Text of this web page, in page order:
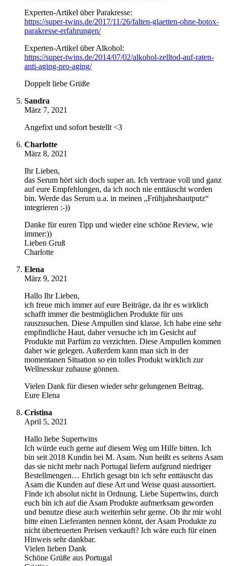
Experten-Artikel über Parakresse:
https://super-twins.de/2017/11/26/falten-glaetten-ohne-botox-
parakresse-erfahrungen/
Experten-Artikel über Alkohol:
https://super-twins.de/2014/07/02/alkohol-zelltod-auf-raten-
anti-aging-pro-aging/
Doppelt liebe Grüße
Sandra
März 7, 2021
Angefixt und sofort bestellt <3
Charlotte
März 8, 2021
Ihr Lieben,
das Serum hört sich doch super an. Ich vertraue voll und ganz
auf eure Empfehlungen, da ich noch nie enttäuscht worden
bin. Werde das Serum u.a. in meinen „Frühjahrshautputz“
integrieren :-))
Danke für euren Tipp und wieder eine schöne Review, wie
immer:))
Lieben Gruß
Charlotte
Elena
März 9, 2021
Hallo Ihr Lieben,
ich freue mich immer auf eure Beiträge, da ihr es wirklich
schafft immer die bestmöglichen Produkte für uns
rauszusuchen. Diese Ampullen sind klasse. Ich habe eine sehr
empfindliche Haut, daher versuche ich im Gesicht auf
Produkte mit Parfüm zu verzichten. Diese Ampullen kommen
daher wie gelegen. Außerdem kann man sich in der
momentanen Situation so ein tolles Produkt wirklich zur
Wellnesskur zuhause gönnen.
Vielen Dank für diesen wieder sehr gelungenen Beitrag.
Eure Elena
Cristina
April 5, 2021
Hallo liebe Supertwins
Ich würde euch gerne auf diesem Weg um Hilfe bitten. Ich
bin seit 2018 Kundin bei M. Asam. Nun heißt es seitens Asam
das sie nicht mehr nach Portugal liefern aufgrund niedriger
Bestellmengen… Ehrlich gesagt bin ich sehr enttäuscht das
Asam die Kunden auf diese Art und Weise quasi aussortiert.
Finde ich absolut nicht in Ordnung. Liebe Supertwins, durch
euch bin ich auf die Asam Produkte aufmerksam geworden
und benutze diese auch weiterhin sehr gerne. Ob ihr mir wohl
bitte einen Lieferanten nennen könnt, der Asam Produkte zu
nicht überteuerten Preisen verkauft? Ich wäre euch für einen
Hinweis sehr dankbar.
Vielen lieben Dank
Schöne Grüße aus Portugal